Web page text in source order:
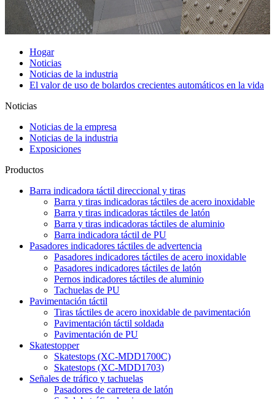
Hogar
Noticias
Noticias de la industria
El valor de uso de bolardos crecientes automáticos en la vida
Noticias
Noticias de la empresa
Noticias de la industria
Exposiciones
Productos
Barra indicadora táctil direccional y tiras
Barra y tiras indicadoras táctiles de acero inoxidable
Barra y tiras indicadoras táctiles de latón
Barra y tiras indicadoras táctiles de aluminio
Barra indicadora táctil de PU
Pasadores indicadores táctiles de advertencia
Pasadores indicadores táctiles de acero inoxidable
Pasadores indicadores táctiles de latón
Pernos indicadores táctiles de aluminio
Tachuelas de PU
Pavimentación táctil
Tiras táctiles de acero inoxidable de pavimentación
Pavimentación táctil soldada
Pavimentación de PU
Skatestopper
Skatestops (XC-MDD1700C)
Skatestops (XC-MDD1703)
Señales de tráfico y tachuelas
Pasadores de carretera de latón